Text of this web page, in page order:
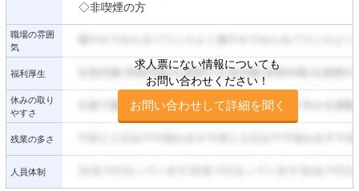
◇非喫煙の方
職場の雰囲
気
求人票にない情報についても
お問い合わせください！
お問い合わせして詳細を聞く
福利厚生
休みの取り
やすさ
残業の多さ
人員体制